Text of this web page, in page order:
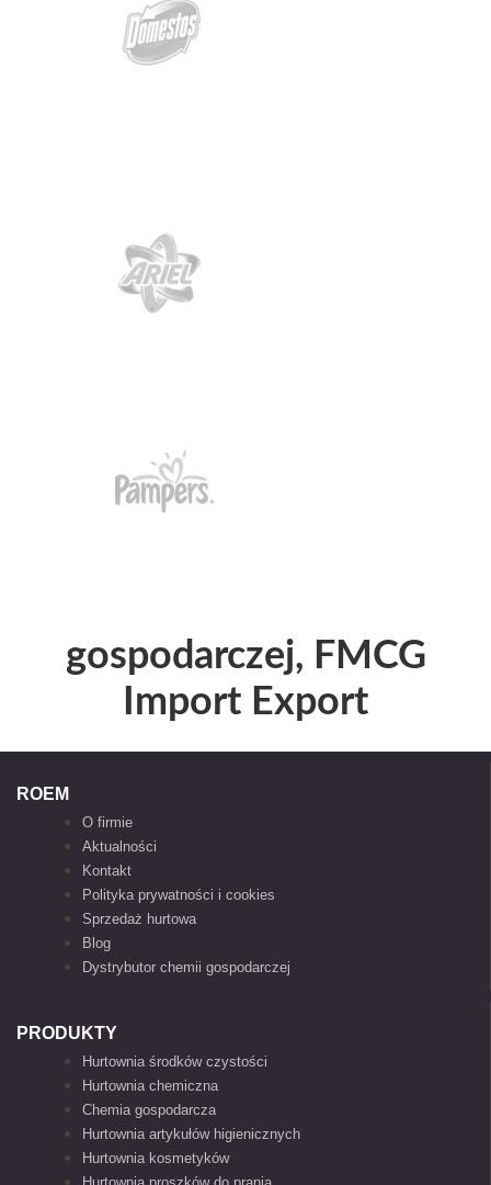
gospodarczej, FMCG
Import Export
ROEM
O firmie
Aktualności
Kontakt
Polityka prywatności i cookies
Sprzedaż hurtowa
Blog
Dystrybutor chemii gospodarczej
PRODUKTY
Hurtownia środków czystości
Hurtownia chemiczna
Chemia gospodarcza
Hurtownia artykułów higienicznych
Hurtownia kosmetyków